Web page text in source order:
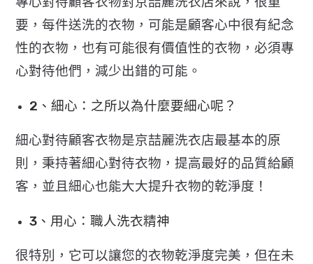
要，每件送洗的衣物，可能是顧客心中很有紀念
性的衣物，也有可能很有價值性的衣物，必須專
心對待他們，減少出錯的可能。
2、細心：之所以為什麼要細心呢？
細心對待顧客衣物是京喆麗洗衣店最基本的原
則，秉持著細心對待衣物，提高最好的品質給顧
客，並且細心也能大大提升衣物的乾淨度！
3、用心：職人洗衣精神
很特別，它可以讓您的衣物乾淨度完美，但在未